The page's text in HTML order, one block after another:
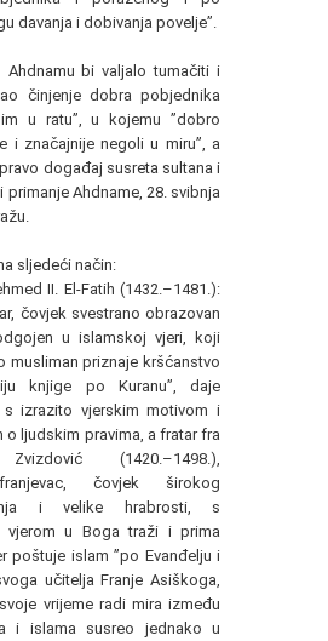
davanja i dobivanja povelje”.
Ahdnamu bi valjalo tumačiti i
činjenje dobra pobjednika
u ratu”, u kojemu ”dobro
i značajnije negoli u miru”, a
događaj susreta sultana i
primanje Ahdname, 28. svibnja
sljedeći način:
II. El-Fatih (1432.–1481.):
čovjek svestrano obrazovan
u islamskoj vjeri, koji
musliman priznaje kršćanstvo
knjige po Kuranu”, daje
s izrazito vjerskim motivom i
o ljudskim pravima, a fratar fra
(1420.–1498.),
franjevac, čovjek širokog
i velike hrabrosti, s
vjerom u Boga traži i prima
poštuje islam ”po Evanđelju i
učitelja Franje Asiškoga,
vrijeme radi mira između
i islama susreo jednako u